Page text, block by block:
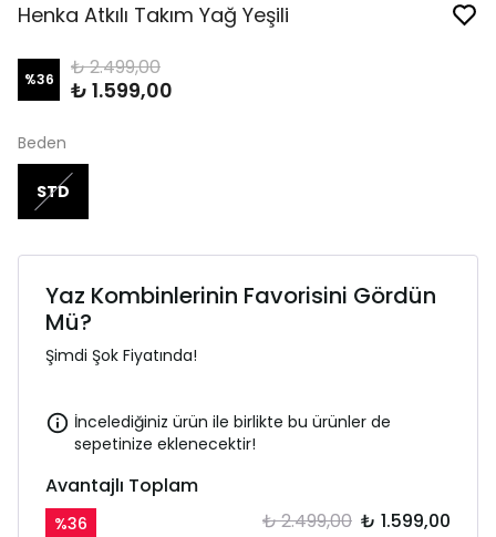
Henka Atkılı Takım Yağ Yeşili
%36 ₺ 2.499,00
₺ 1.599,00
Beden
STD
Yaz Kombinlerinin Favorisini Gördün
Mü?
Şimdi Şok Fiyatında!
İncelediğiniz ürün ile birlikte bu ürünler de
sepetinize eklenecektir!
Avantajlı Toplam
%36 ₺ 2.499,00 ₺ 1.599,00